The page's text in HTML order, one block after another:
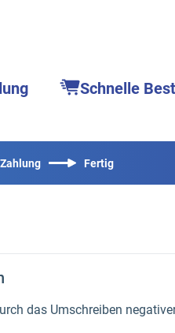
Schnelle
Zahlung Fertig
das Umschreiben